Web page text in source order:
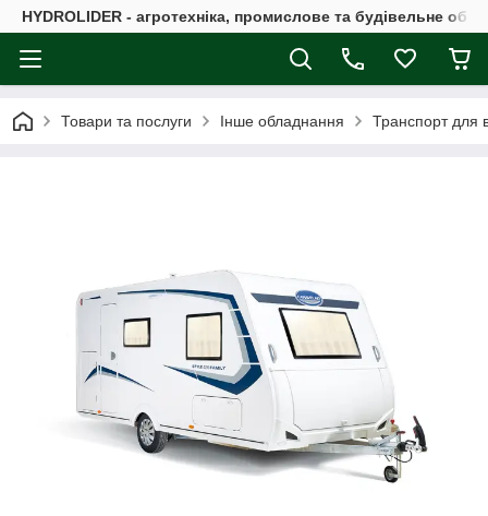
HYDROLIDER - агротехніка, промислове та будівельне
Товари та послуги Інше обладнання Транспорт для